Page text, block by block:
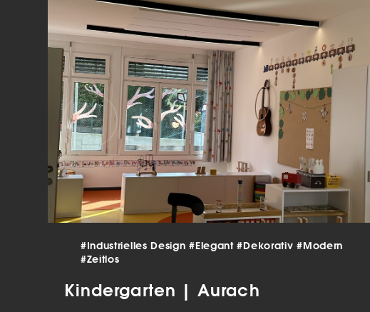
#Industrielles Design#Elegant#Dekorativ#Modern
#Zeitlos
Kindergarten | Aurach
verarbeitet
Inhalte oder
die
Hier finden
Ihre
Informationen
Alle
Essenziell
Essenzielle
einwandfreie
verstehen, wie